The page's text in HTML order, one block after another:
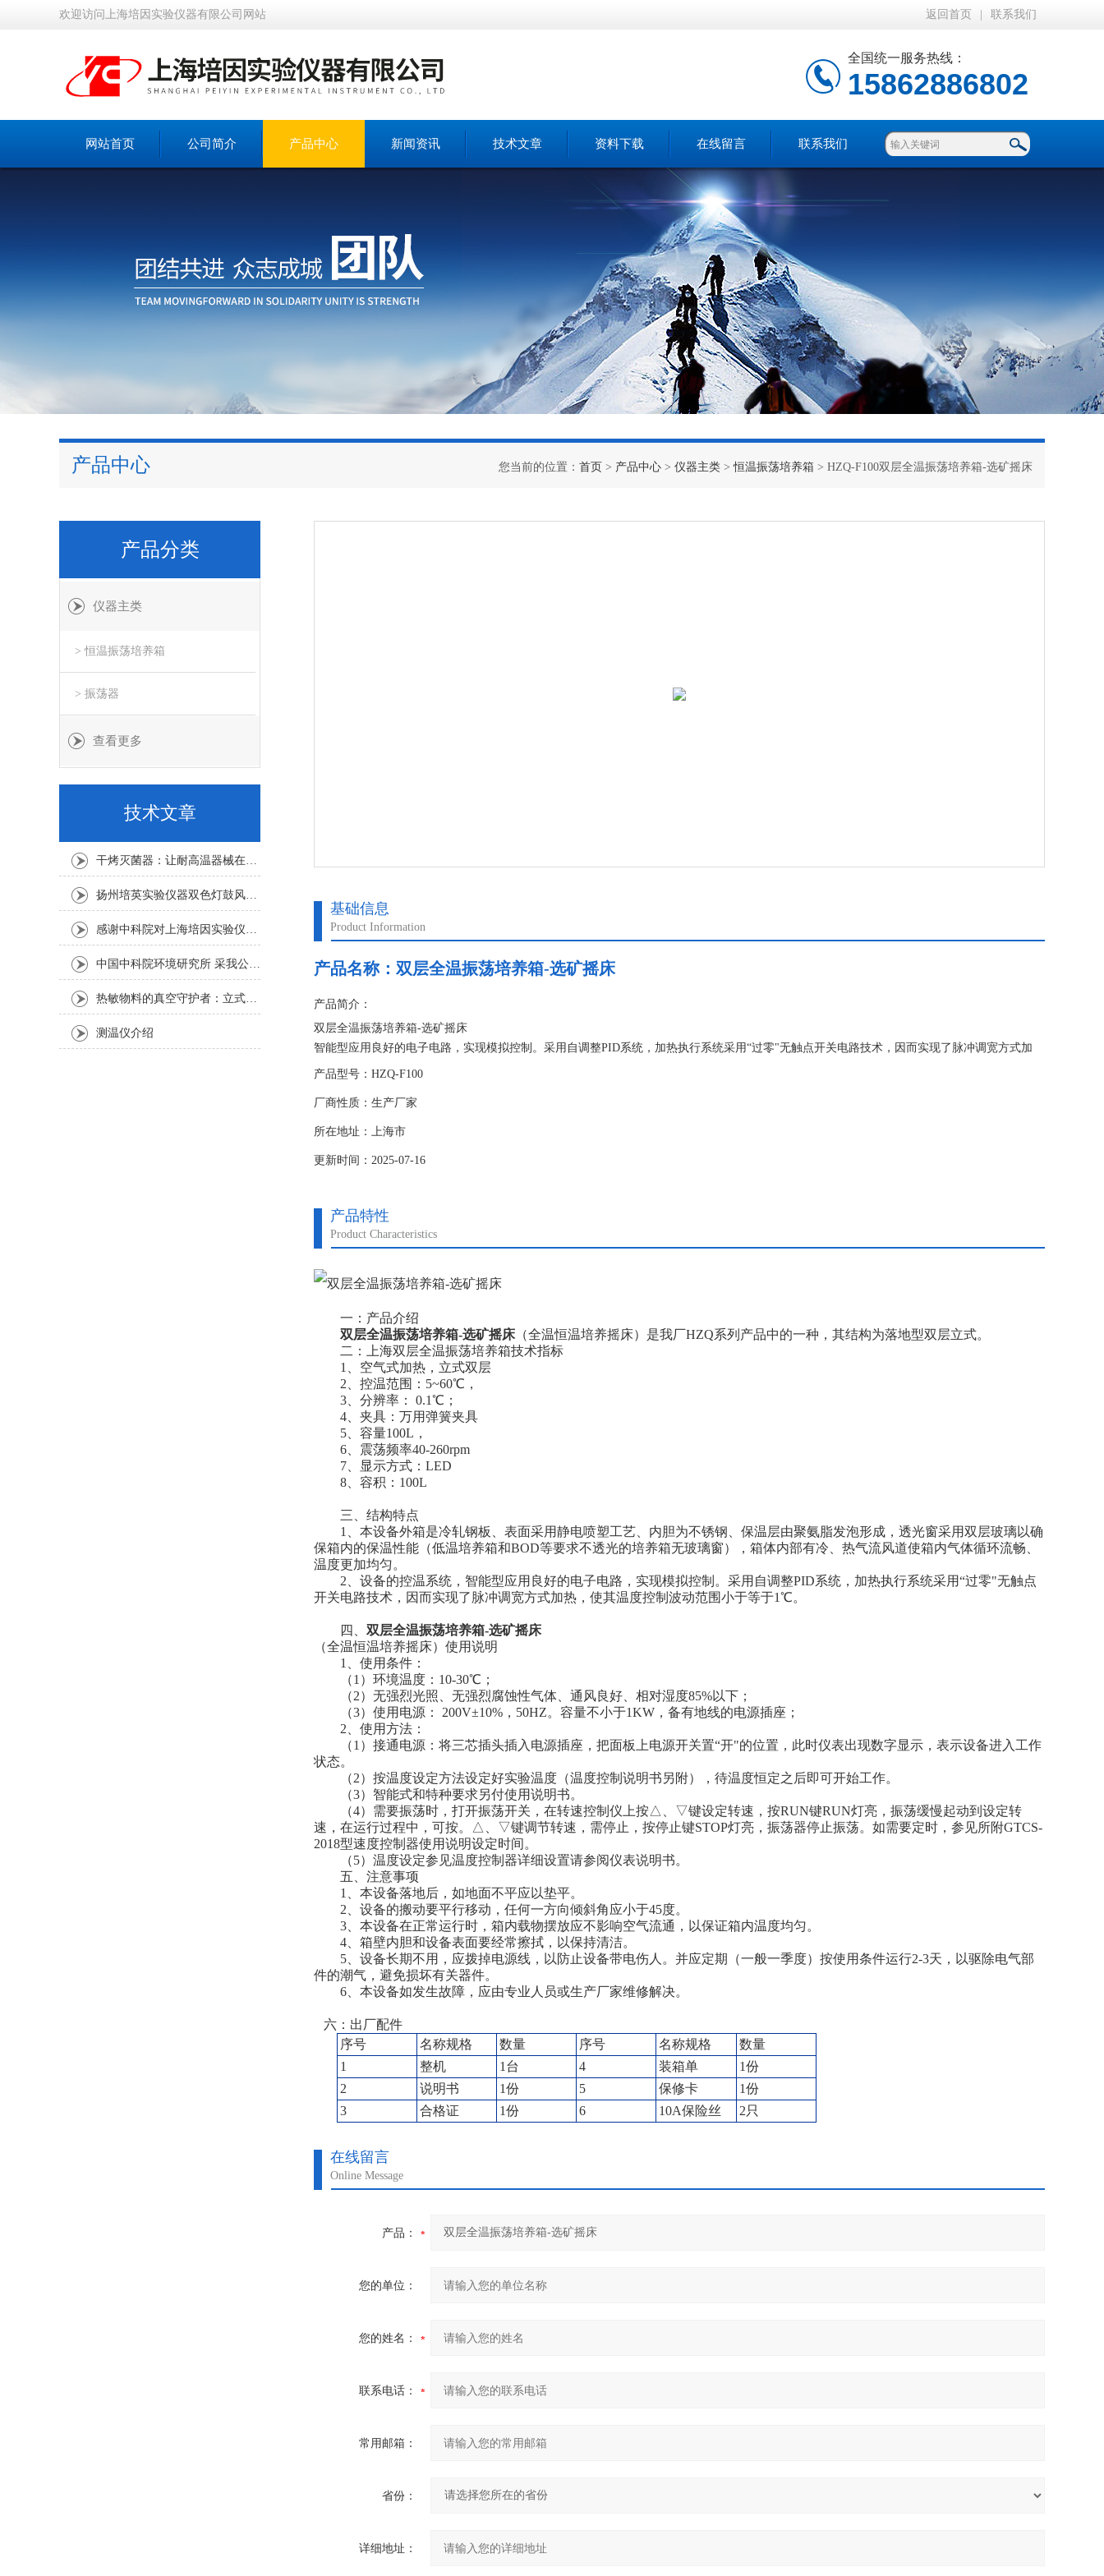
欢迎访问上海培因实验仪器有限公司网站 返回首页 联系我们
全国统一服务热线：
15862886802
网站首页 公司简介 产品中心 新闻资讯 技术文章 资料下载 在线留言 联系我们
产品中心 您当前的位置： 首页 > 产品中心 > 仪器主类 >恒温振荡培养箱 > HZQ-F100双层全温振荡培养箱-选矿摇床
基础信息
Product Information
产品名称： 双层全温振荡培养箱-选矿摇床
产品简介：
双层全温振荡培养箱-选矿摇床
智能型应用良好的电子电路，实现模拟控制。采用自调整PID系统，加热执行系统采用“过零"无触点开关电路技术，因而实现了脉冲调宽方式加
热，使其温度控制波动范围小于等于1℃。
产品型号：HZQ-F100
厂商性质：生产厂家
所在地址：上海市
更新时间：2025-07-16
产品特性
Product Characteristics
一：产品介绍
双层全温振荡培养箱-选矿摇床（全温恒温培养摇床）是我厂HZQ系列产品中的一种，其结构为落地型双层立式。
二：上海双层全温振荡培养箱技术指标
1、空气式加热，立式双层
2、控温范围：5~60℃，
3、分辨率： 0.1℃；
4、夹具：万用弹簧夹具
5、容量100L，
6、震荡频率40-260rpm
7、显示方式：LED
8、容积：100L
三、结构特点
1、本设备外箱是冷轧钢板、表面采用静电喷塑工艺、内胆为不锈钢、保温层由聚氨脂发泡形成，透光窗采用双层玻璃以确
保箱内的保温性能（低温培养箱和BOD等要求不透光的培养箱无玻璃窗），箱体内部有冷、热气流风道使箱内气体循环流畅、
温度更加均匀。
2、设备的控温系统，智能型应用良好的电子电路，实现模拟控制。采用自调整PID系统，加热执行系统采用“过零"无触点
开关电路技术，因而实现了脉冲调宽方式加热，使其温度控制波动范围小于等于1℃。
四、 双层全温振荡培养箱-选矿摇床
（全温恒温培养摇床）使用说明
1、使用条件：
（1）环境温度：10-30℃；
（2）无强烈光照、无强烈腐蚀性气体、通风良好、相对湿度85%以下；
（3）使用电源： 200V±10%，50HZ。容量不小于1KW，备有地线的电源插座；
2、使用方法：
（1）接通电源：将三芯插头插入电源插座，把面板上电源开关置“开"的位置，此时仪表出现数字显示，表示设备进入工作
状态。
（2）按温度设定方法设定好实验温度（温度控制说明书另附），待温度恒定之后即可开始工作。
（3）智能式和特种要求另付使用说明书。
（4）需要振荡时，打开振荡开关，在转速控制仪上按△、▽键设定转速，按RUN键RUN灯亮，振荡缓慢起动到设定转
速，在运行过程中，可按。△、▽键调节转速，需停止，按停止键STOP灯亮，振荡器停止振荡。如需要定时，参见所附GTCS-
2018型速度控制器使用说明设定时间。
（5）温度设定参见温度控制器详细设置请参阅仪表说明书。
五、注意事项
1、本设备落地后，如地面不平应以垫平。
2、设备的搬动要平行移动，任何一方向倾斜角应小于45度。
3、本设备在正常运行时，箱内载物摆放应不影响空气流通，以保证箱内温度均匀。
4、箱壁内胆和设备表面要经常擦拭，以保持清洁。
5、设备长期不用，应拨掉电源线，以防止设备带电伤人。并应定期（一般一季度）按使用条件运行2-3天，以驱除电气部
件的潮气，避免损坏有关器件。
6、本设备如发生故障，应由专业人员或生产厂家维修解决。
六：出厂配件
序号
名称规格 数量 序号 名称规格
数量
1
整机 1台 4 装箱单
1份
2
说明书 1份 5 保修卡
1份
3
合格证 1份 6 10A保险丝 2只
在线留言
Online Message
产品：
您的单位：
您的姓名：
联系电话：
常用邮箱：
省份：
详细地址：
产品分类
仪器主类
> 恒温振荡培养箱
> 振荡器
查看更多
技术文章
干烤灭菌器：让耐高温器械在无水高温中重获无菌新生
扬州培英实验仪器双色灯鼓风干燥箱
感谢中科院对上海培因实验仪器的认可
中国中科院环境研究所 采我公司仪器300L人工气候箱 实验效果获高度评价
热敏物料的真空守护者：立式真空干燥箱选购指南
测温仪介绍